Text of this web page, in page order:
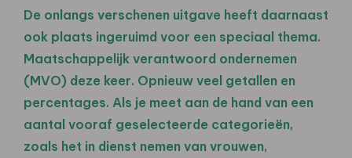
De onlangs verschenen uitgave heeft daarnaast
ook plaats ingeruimd voor een speciaal thema.
Maatschappelijk verantwoord ondernemen
(MVO) deze keer. Opnieuw veel getallen en
percentages. Als je meet aan de hand van een
aantal vooraf geselecteerde categorieën,
zoals het in dienst nemen van vrouwen,